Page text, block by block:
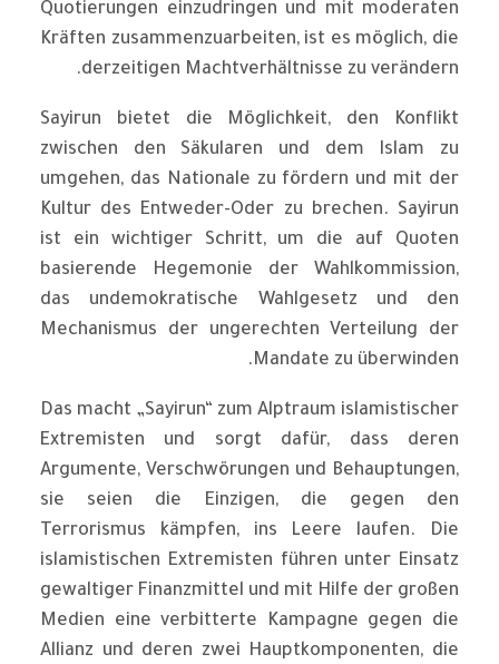
Quotierungen einzudringen und mit moderaten
Kräften zusammenzuarbeiten, ist es möglich, die
derzeitigen Machtverhältnisse zu verändern.
Sayirun bietet die Möglichkeit, den Konflikt
zwischen den Säkularen und dem Islam zu
umgehen, das Nationale zu fördern und mit der
Kultur des Entweder-Oder zu brechen. Sayirun
ist ein wichtiger Schritt, um die auf Quoten
basierende Hegemonie der Wahlkommission,
das undemokratische Wahlgesetz und den
Mechanismus der ungerechten Verteilung der
Mandate zu überwinden.
Das macht „Sayirun“ zum Alptraum islamistischer
Extremisten und sorgt dafür, dass deren
Argumente, Verschwörungen und Behauptungen,
sie seien die Einzigen, die gegen den
Terrorismus kämpfen, ins Leere laufen. Die
islamistischen Extremisten führen unter Einsatz
gewaltiger Finanzmittel und mit Hilfe der großen
Medien eine verbitterte Kampagne gegen die
Allianz und deren zwei Hauptkomponenten, die